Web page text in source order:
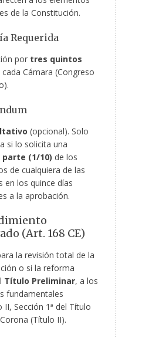
de la Constitución.
Requerida
por tres quintos
cada Cámara (Congreso
(opcional). Solo
si lo solicita una
parte (1/10) de los
de cualquiera de las
en los quince días
a la aprobación.
(Art. 168 CE)
la revisión total de la
o si la reforma
Título Preliminar, a los
fundamentales
II, Sección 1ª del Título
(Título II).